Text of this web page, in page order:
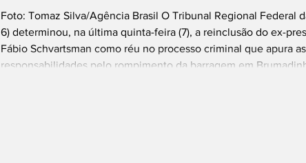
Foto: Tomaz Silva/Agência Brasil O Tribunal Regional Federal
6) determinou, na última quinta-feira (7), a reinclusão do ex-
Fábio Schvartsman como réu no processo criminal que apura as
responsabilidades pelo rompimento da barragem em